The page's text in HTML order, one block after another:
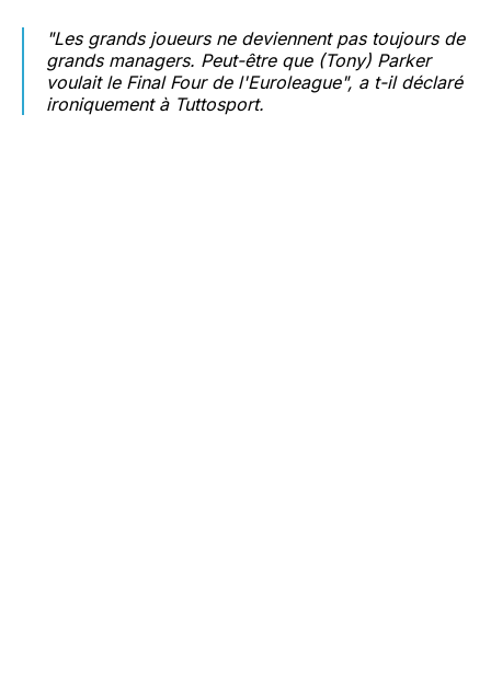
"Les grands joueurs ne deviennent pas toujours de
grands managers. Peut-être que (Tony) Parker
voulait le Final Four de l'Euroleague", a t-il déclaré
ironiquement à Tuttosport.